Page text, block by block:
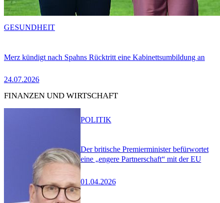
Merz kündigt nach Spahns Rücktritt eine Kabinettsumbildung an
24.07.2026
GESUNDHEIT
FINANZEN UND WIRTSCHAFT
Der britische Premierminister befürwortet
eine „engere Partnerschaft“ mit der EU
01.04.2026
POLITIK